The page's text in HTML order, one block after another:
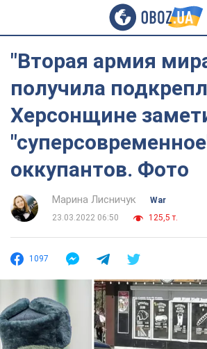
"Вторая армия
получила
Херсонщине
оккупантов. Фото
Марина Лисничук
War
23.03.2022 06:50
125,5 т.
1097